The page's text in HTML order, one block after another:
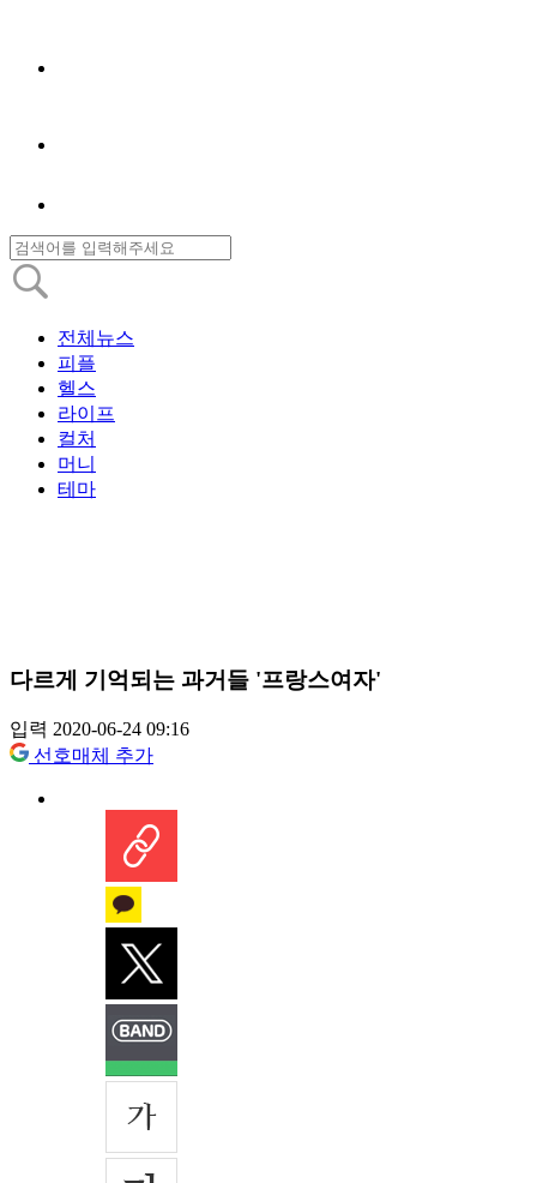
전체뉴스
피플
헬스
라이프
컬처
머니
테마
다르게 기억되는 과거들 '프랑스여자'
입력 2020-06-24 09:16
선호매체 추가